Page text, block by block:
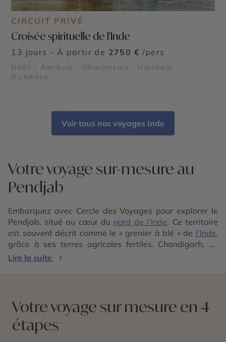
CIRCUIT PRIVÉ
Croisée spirituelle de l'Inde
13 jours - À partir de 2750 € /pers
Delhi - Amritsar - Dharamsala - Haridwar -
Rishikesh
Voir tous nos voyages Inde
Votre voyage sur-mesure au
Pendjab
Embarquez avec Cercle des Voyages pour explorer le
Pendjab, situé au cœur du nord de l’Inde. Ce territoire
est souvent décrit comme le « grenier à blé » de l’Inde,
grâce à ses terres agricoles fertiles. Chandigarh, sa
capitale, est une métropole dynamique, comptant plus
arrosé par cinq fleuves majeurs : le Sutlej, le Beas, le
Ravi, le Chenab et l’Indus. Cette terre est le berceau du
Sikhisme, une religion monothéiste fondée au XVe siècle
par Guru Nanak. Les Gurudwaras, édifices religieux
Lire la suite
Votre voyage sur mesure en 4
étapes